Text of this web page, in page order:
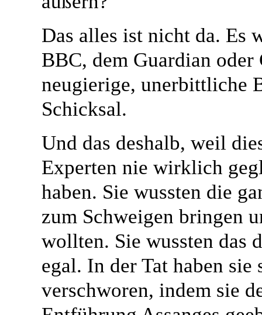
Das alles ist nicht da. Es
BBC, dem Guardian
neugierige, unerbittliche
Schicksal.
Und das deshalb, weil
Experten nie wirklich
haben. Sie wussten die
zum Schweigen bringen
wollten. Sie wussten das
egal. In der Tat haben
verschworen, indem sie